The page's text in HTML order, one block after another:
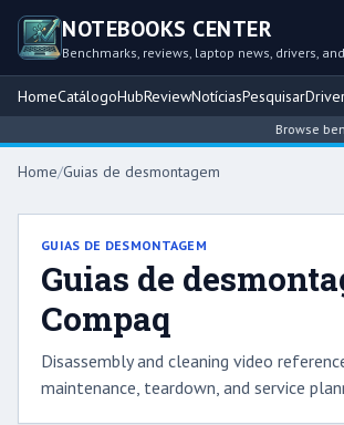
NOTEBOOKS CENTER
Benchmarks, reviews, laptop news, drivers,
HomeCatálogoHubReviewNotíciasPesquisar
Browse
Home/Guias de desmontagem
GUIAS DE DESMONTAGEM
Guias de
Compaq
Disassembly and cleaning video
maintenance, teardown, and service